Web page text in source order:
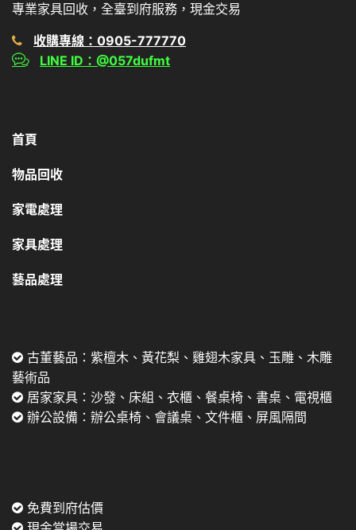
專業家具回收，全臺到府服務，現金交易
收購專線：0905-777770
LINE ID：@057dufmt
首頁
物品回收
家電處理
家具處理
藝品處理
古董藝品：紫檀木、黃花梨、雞翅木家具、玉雕、木雕
藝術品
居家家具：沙發、床組、衣櫃、餐桌椅、書桌、電視櫃
辦公設備：辦公桌椅、會議桌、文件櫃、屏風隔間
免費到府估價